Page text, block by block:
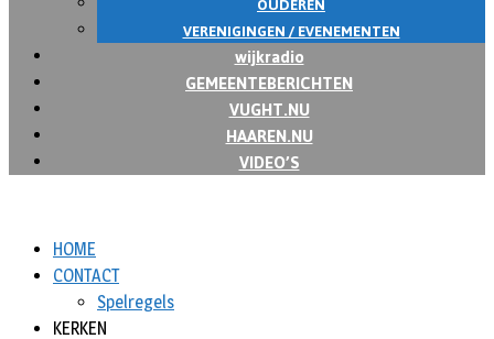
VERENIGINGEN / EVENEMENTEN
wijkradio
GEMEENTEBERICHTEN
VUGHT.NU
HAAREN.NU
VIDEO’S
HOME
CONTACT
Spelregels
KERKEN